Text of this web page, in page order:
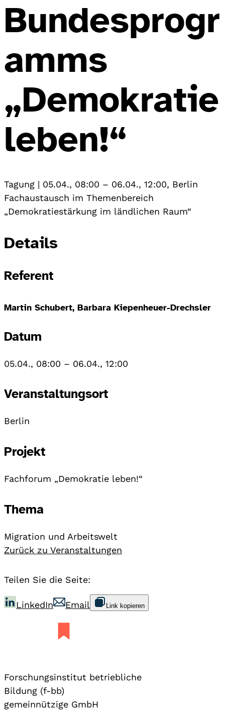
Bundesprogr
amms
„Demokratie
leben!“
Tagung | 05.04., 08:00 – 06.04., 12:00, Berlin
Fachaustausch im Themenbereich
„Demokratiestärkung im ländlichen Raum“
Details
Referent
Martin Schubert, Barbara Kiepenheuer-Drechsler
Datum
05.04., 08:00 – 06.04., 12:00
Veranstaltungsort
Berlin
Projekt
Fachforum „Demokratie leben!“
Thema
Migration und Arbeitswelt
Zurück zu Veranstaltungen
Teilen Sie die Seite:
LinkedIn Email Link kopieren
Forschungsinstitut betriebliche
Bildung (f-bb)
gemeinnützige GmbH